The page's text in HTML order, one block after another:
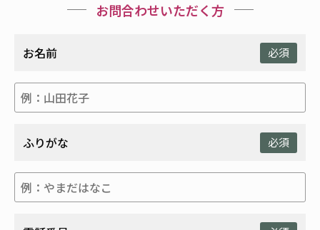
お問合わせいただく方
お名前 必須
ふりがな 必須